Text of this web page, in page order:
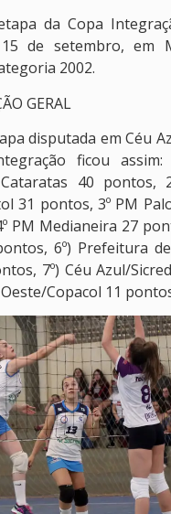
da Copa
de setembro, em
2002.
GERAL
disputada em Céu
ficou
40 pontos,
31 pontos, 3º PM
PM Medianeira 27
6º) Prefeitura
7º) Céu Azul/
Copacol 11